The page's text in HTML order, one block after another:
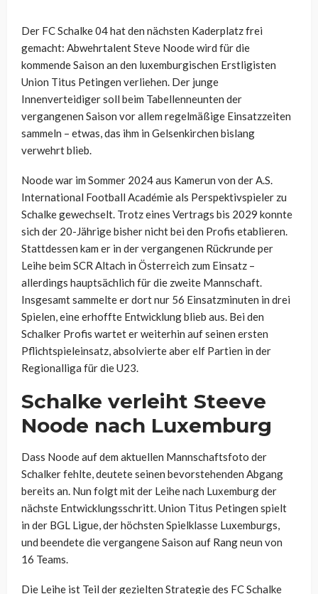
Der FC Schalke 04 hat den nächsten Kaderplatz frei
gemacht: Abwehrtalent Steve Noode wird für die
kommende Saison an den luxemburgischen Erstligisten
Union Titus Petingen verliehen. Der junge
Innenverteidiger soll beim Tabellenneunten der
vergangenen Saison vor allem regelmäßige Einsatzzeiten
sammeln – etwas, das ihm in Gelsenkirchen bislang
verwehrt blieb.
Noode war im Sommer 2024 aus Kamerun von der A.S.
International Football Académie als Perspektivspieler zu
Schalke gewechselt. Trotz eines Vertrags bis 2029 konnte
sich der 20-Jährige bisher nicht bei den Profis etablieren.
Stattdessen kam er in der vergangenen Rückrunde per
Leihe beim SCR Altach in Österreich zum Einsatz –
allerdings hauptsächlich für die zweite Mannschaft.
Insgesamt sammelte er dort nur 56 Einsatzminuten in drei
Spielen, eine erhoffte Entwicklung blieb aus. Bei den
Schalker Profis wartet er weiterhin auf seinen ersten
Pflichtspieleinsatz, absolvierte aber elf Partien in der
Regionalliga für die U23.
Schalke verleiht Steeve
Noode nach Luxemburg
Dass Noode auf dem aktuellen Mannschaftsfoto der
Schalker fehlte, deutete seinen bevorstehenden Abgang
bereits an. Nun folgt mit der Leihe nach Luxemburg der
nächste Entwicklungsschritt. Union Titus Petingen spielt
in der BGL Ligue, der höchsten Spielklasse Luxemburgs,
und beendete die vergangene Saison auf Rang neun von
16 Teams.
Die Leihe ist Teil der gezielten Strategie des FC Schalke